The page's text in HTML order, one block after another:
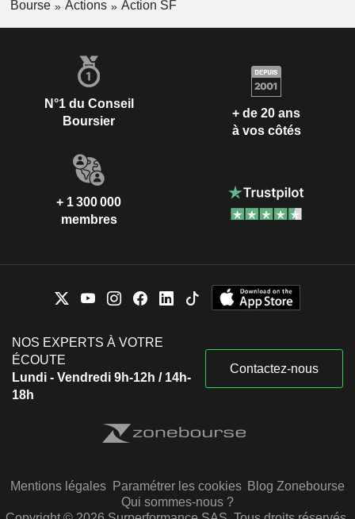
Bourse Actions Action SF
N°1 du Conseil
Boursier
+ de 20 ans
à vos côtés
+ 1 300 000
membres
NOS EXPERTS À VOTRE
ÉCOUTE
Lundi - Vendredi 9h-12h / 14h-
18h
Contactez-nous
Mentions légales Paramétrer les cookies Blog Zonebourse
Qui sommes-nous ?